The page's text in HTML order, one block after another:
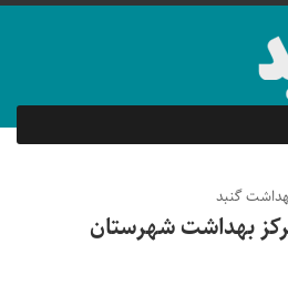
گنبد
بهداشت شهرستان